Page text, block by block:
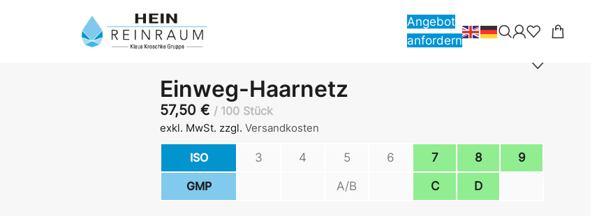
Angebot
anfordern
Einweg-Haarnetz
57,50 € 100 Stück
exkl. MwSt. zzgl. Versandkosten
ISO 3 4 5 6 7 8 9
GMP A/B C D